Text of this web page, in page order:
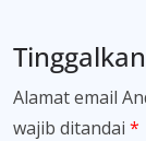
Alamat email
wajib ditandai *